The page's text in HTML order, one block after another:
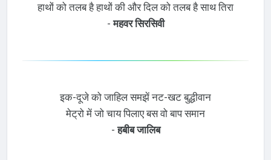
हाथों को तलब है हाथों की और दिल को तलब है साथ तिरा
-महवर सिरसिवी
इक-दूजे को जाहिल समझें नट-खट बुद्धीवान
मेट्रो में जो चाय पिलाए बस वो बाप समान
-हबीब जालिब